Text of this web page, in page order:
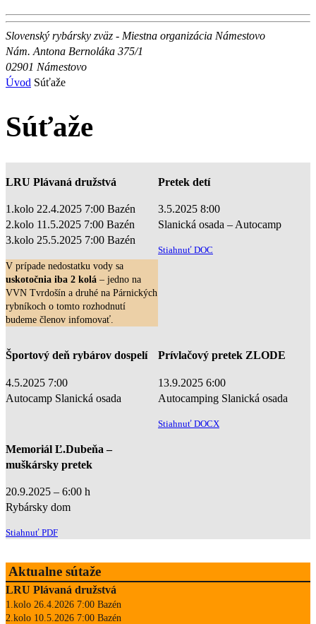
Slovenský rybársky zväz - Miestna organizácia Námestovo
Nám. Antona Bernoláka 375/1
02901 Námestovo
Úvod Súťaže
Súťaže
LRU Plávaná družstvá
1.kolo 22.4.2025 7:00 Bazén
2.kolo 11.5.2025 7:00 Bazén
3.kolo 25.5.2025 7:00 Bazén
V prípade nedostatku vody sa
uskotočnia iba 2 kolá – jedno na
VVN Tvrdošín a druhé na Párnických
rybníkoch o tomto rozhodnutí
budeme členov infomovať.
Pretek detí
3.5.2025 8:00
Slanická osada – Autocamp
Stiahnuť DOC
Športový deň rybárov dospelí
4.5.2025 7:00
Autocamp Slanická osada
Prívlačový pretek ZLODE
13.9.2025 6:00
Autocamping Slanická osada
Stiahnuť DOCX
Memoriál Ľ.Dubeňa –
muškársky pretek
20.9.2025 – 6:00 h
Rybársky dom
Stiahnuť PDF
Aktualne sútaže
LRU Plávaná družstvá
1.kolo 26.4.2026 7:00 Bazén
2.kolo 10.5.2026 7:00 Bazén